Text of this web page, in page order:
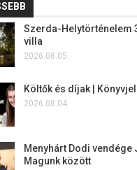
Szerda-Helytörténelem
villa
2026.08.05.
Költők és díjak |
2026.08.04.
Menyhárt Dodi vendége
Magunk között